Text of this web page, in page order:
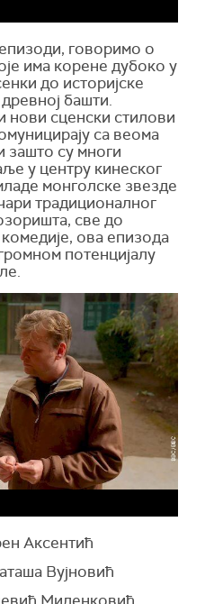
говоримо о
има корене дубоко у
до историјске
башти.
нови сценски стилови
са веома
зашто су многи
у центру кинеског
монголске звезде
традиционалног
све до
ова епизода
потенцијалу
Аксентић
Вујновић